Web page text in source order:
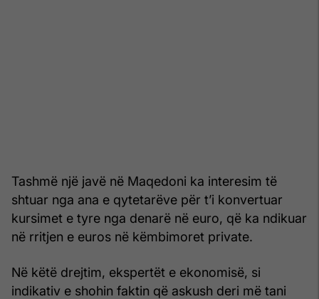
Tashmë një javë në Maqedoni ka interesim të
shtuar nga ana e qytetarëve për t’i konvertuar
kursimet e tyre nga denarë në euro, që ka ndikuar
në rritjen e euros në këmbimoret private.
Në këtë drejtim, ekspertët e ekonomisë, si
indikativ e shohin faktin që askush deri më tani